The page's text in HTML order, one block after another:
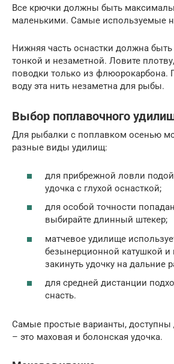
Все крючки должны быть
маленькими. Самые используемые
Нижняя часть оснастки должна
тонкой и незаметной. Ловите
поводки только из флюорокарбона.
воду эта нить незаметна для рыбы.
Выбор поплавочного
Для рыбалки с поплавком осенью
разные виды удилищ:
для прибрежной ловли
удочка с глухой оснасткой;
для особой точности
выбирайте длинный штекер;
матчевое удилище
безынерционной катушкой и
закинуть удочку на дальние
для средней дистанции
снасть.
Самые простые варианты,
– это маховая и болонская удочка.